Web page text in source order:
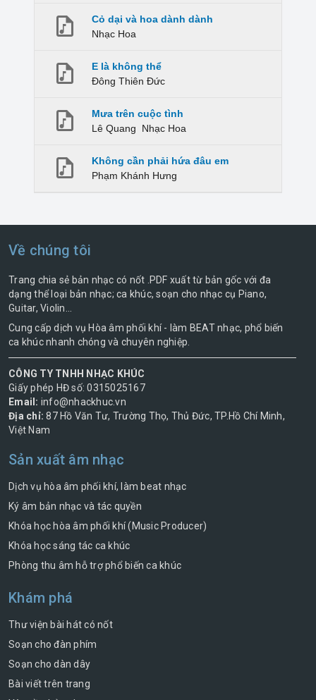
Cỏ dại và hoa dành dành
Nhạc Hoa
E là không thể
Đông Thiên Đức
Mưa trên cuộc tình
Lê Quang
Nhạc Hoa
Không cần phải hứa đâu em
Phạm Khánh Hưng
Về chúng tôi
Trang chia sẻ bản nhạc có nốt .PDF xuất từ bản gốc với đa
dạng thể loại bản nhạc; ca khúc, soạn cho nhạc cụ Piano,
Guitar, Violin...
Cung cấp dịch vụ Hòa âm phối khí - làm BEAT nhạc, phổ biến
ca khúc nhanh chóng và chuyên nghiệp.
CÔNG TY TNHH NHẠC KHÚC
Giấy phép HĐ số: 0315025167
Email: info@nhackhuc.vn
Địa chỉ: 87 Hồ Văn Tư, Trường Thọ, Thủ Đức, TP.Hồ Chí Minh,
Việt Nam
Sản xuất âm nhạc
Dịch vụ hòa âm phối khí, làm beat nhạc
Ký âm bản nhạc và tác quyền
Khóa học hòa âm phối khí (Music Producer)
Khóa học sáng tác ca khúc
Phòng thu âm hỗ trợ phổ biến ca khúc
Khám phá
Thư viện bài hát có nốt
Soạn cho đàn phím
Soạn cho dàn dây
Bài viết trên trang